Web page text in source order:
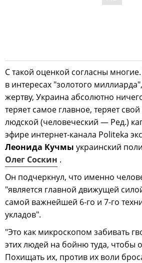
С такой оценкой согласны
в интересах "золотого
жертву, Украина абсолютно
теряет самое главное, теряет
людской (человеческий — Ред.)
эфире интернет-канала Politeka
Леонида Кучмы украинский
Олег Соскин .
Он подчеркнул, что именно
"является главной движущей
самой важнейшей 6-го и 7-го
укладов".
"Это как микроскопом забивать
этих людей на бойню туда, чтобы
Похищать их, против их воли